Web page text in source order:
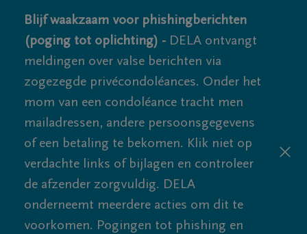
Blijf waakzaam voor phishingberichten
(poging tot oplichting) - DELA ontvangt
meldingen over valse berichten via
zogezegde privécondoléances. Onder het
mom van een condoléance tracht men
mailadressen, andere persoonsgegevens
of een betaling te bekomen. Klik niet op
verdachte links of bijlagen en controleer
de afzender zorgvuldig. DELA
onderneemt meerdere acties om dit te
voorkomen. Pogingen tot phishing en